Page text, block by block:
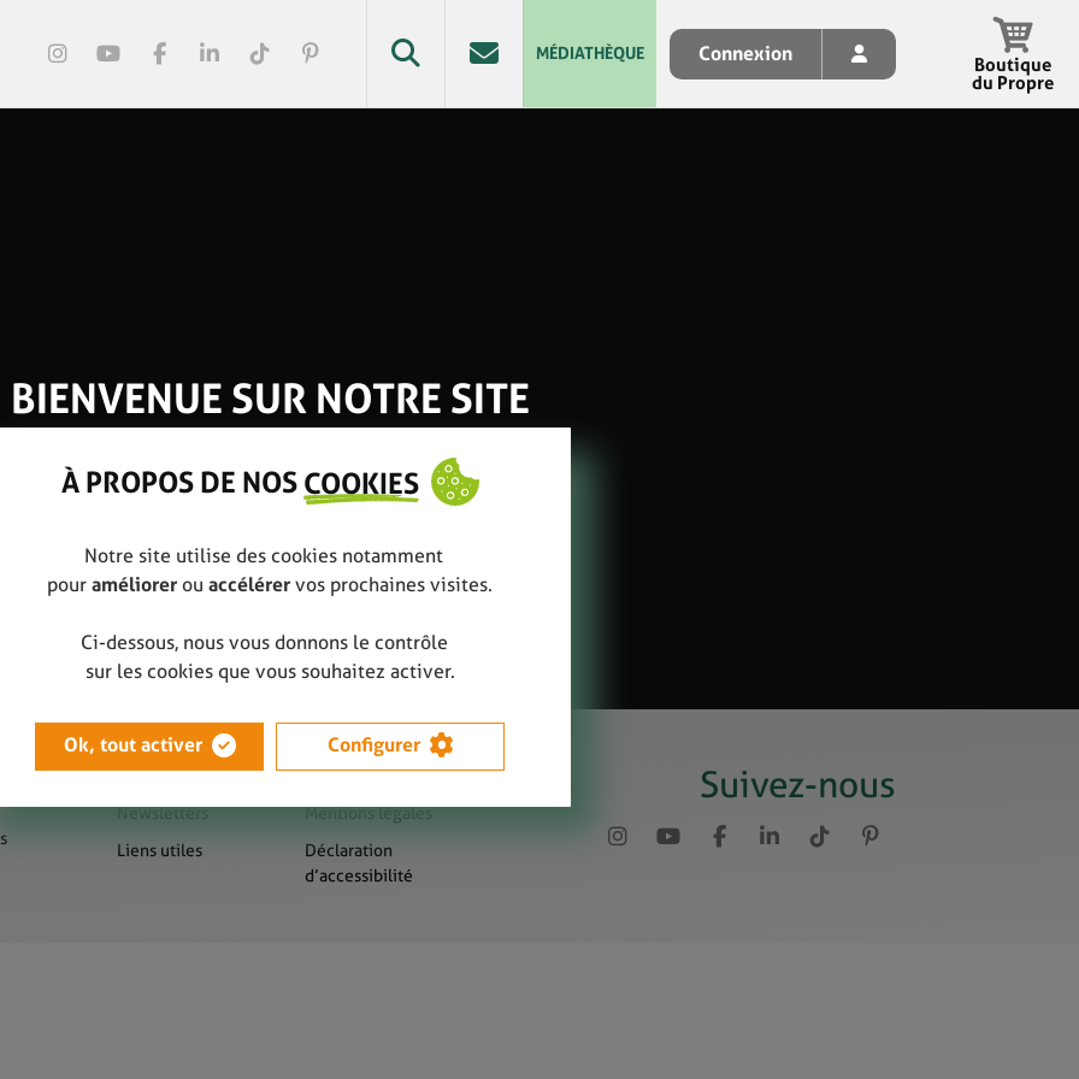
MÉDIATHÈQUE Connexion
Boutique
du Propre
Presse
Newsletters
Liens utiles
Sitemap
Mentions légales
Déclaration
d’accessibilité
Suivez-nous
BIENVENUE SUR NOTRE SITE
À PROPOS DE NOS COOKIES
Notre site utilise des cookies notamment
pour améliorer ou accélérer vos prochaines visites.
Ci-dessous, nous vous donnons le contrôle
sur les cookies que vous souhaitez activer.
Ok, tout activer Configurer